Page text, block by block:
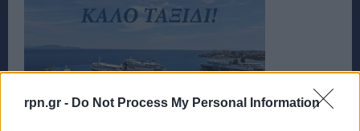
rpn.gr - Do Not Process My Personal Information